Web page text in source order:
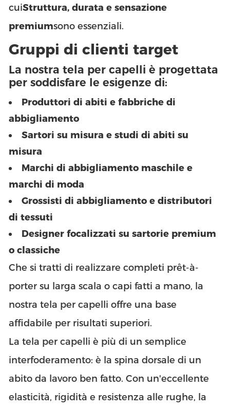
cuiStruttura, durata e sensazione
premiumsono essenziali.
Gruppi di clienti target
La nostra tela per capelli è progettata
per soddisfare le esigenze di:
Produttori di abiti e fabbriche di
abbigliamento
Sartori su misura e studi di abiti su
misura
Marchi di abbigliamento maschile e
marchi di moda
Grossisti di abbigliamento e distributori
di tessuti
Designer focalizzati su sartorie premium
o classiche
Che si tratti di realizzare completi prêt-à-
porter su larga scala o capi fatti a mano, la
nostra tela per capelli offre una base
affidabile per risultati superiori.
La tela per capelli è più di un semplice
interfoderamento: è la spina dorsale di un
abito da lavoro ben fatto. Con un'eccellente
elasticità, rigidità e resistenza alle rughe, la